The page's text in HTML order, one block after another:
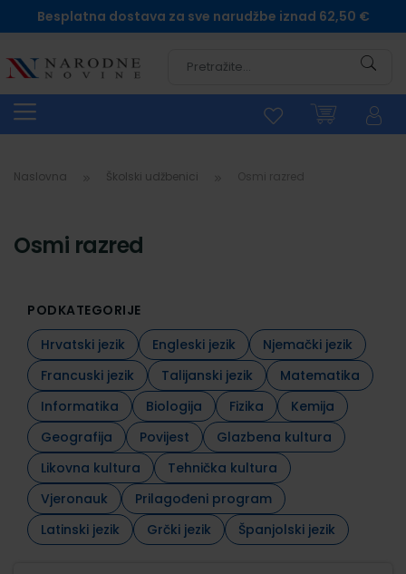
Besplatna dostava za sve narudžbe iznad 62,50 €
Naslovna Školski udžbenici
Osmi razred
PODKATEGORIJE
Hrvatski jezik
Engleski jezik
Njemački jezik
Francuski jezik
Talijanski jezik
Matematika
Informatika
Biologija Fizika
Kemija
Geografija
Povijest
Glazbena kultura
Likovna kultura
Tehnička kultura
Vjeronauk
Prilagođeni program
Latinski jezik
Grčki jezik Španjolski jezik